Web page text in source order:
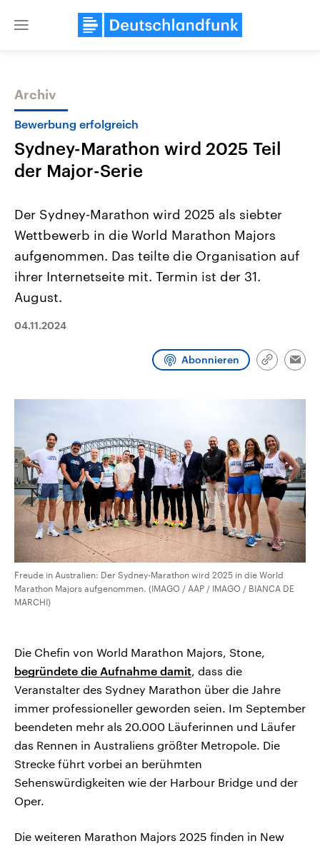
Close
Themen
Landtagswahl Sachsen-Anhalt
2026
Alle Informationen
Sachsen-Anhalt wählt am 6.
September 2026 einen neuen
Landtag. Seit 2021 wird das
CDU, SPD und FDP regiert.-
Wahlprogramme, aktuelle Berichte
und Hintergründe zu den Parteien
und Kandidaten der anstehenden
USA
Aktuelle Beiträge,
Hintergründe
Wirtschaftlich und
Programm Podcasts
Audio-Archiv
Archiv
Bewerbung erfolgreich
Sydney-Marathon wird 2025 Teil
der Major-Serie
Der Sydney-Marathon wird 2025 als siebter
Wettbewerb in die World Marathon Majors
aufgenommen. Das teilte die Organisation auf
ihrer Internetseite mit. Termin ist der 31.
August.
04.11.2024
Abonnieren
Link
Freude in Australien: Der Sydney-Marathon wird 2025 in die World
Marathon Majors aufgenommen. (IMAGO / AAP / IMAGO / BIANCA DE
MARCHI)
Die Chefin von World Marathon Majors, Stone,
begründete die Aufnahme damit, dass die
Veranstalter des Sydney Marathon über die Jahre
immer professioneller geworden seien. Im September
beendeten mehr als 20.000 Läuferinnen und Läufer
das Rennen in Australiens größter Metropole. Die
Strecke führt vorbei an berühmten
Sehenswürdigkeiten wie der Harbour Bridge und der
Oper.
Die weiteren Marathon Majors 2025 finden in New